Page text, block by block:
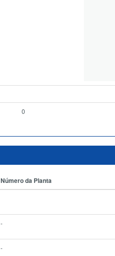
0
Número da Planta
-
-